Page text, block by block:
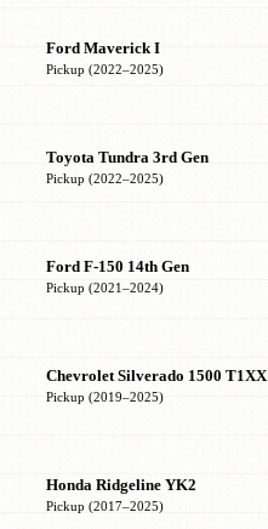
Ford Maverick I
Pickup (2022–2025)
Toyota Tundra 3rd Gen
Pickup (2022–2025)
Ford F-150 14th Gen
Pickup (2021–2024)
Chevrolet Silverado 1500 T1XX
Pickup (2019–2025)
Honda Ridgeline YK2
Pickup (2017–2025)